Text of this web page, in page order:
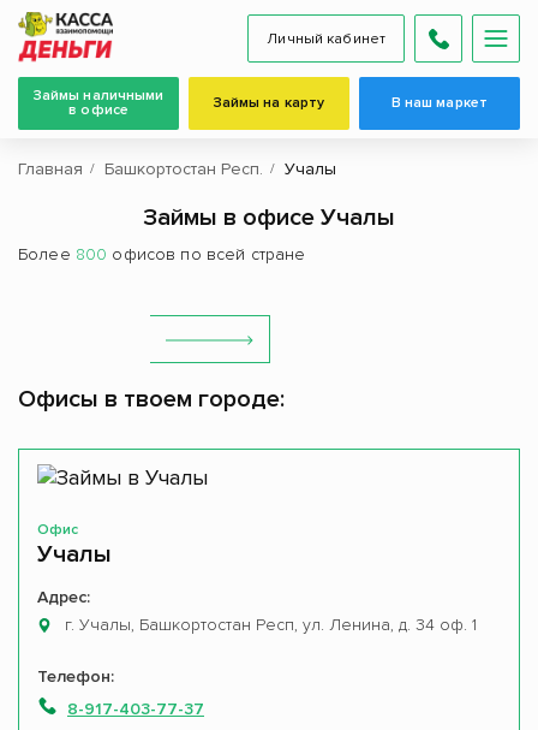
Личный кабинет
Займы наличными
в офисе
Займы на карту В наш маркет
Главная Башкортостан Респ. Учалы
Займы в офисе Учалы
Более 800 офисов по всей стране
Офисы в твоем городе:
Офис
Учалы
Адрес:
г. Учалы, Башкортостан Респ, ул. Ленина, д. 34 оф. 1
Телефон:
8-917-403-77-37